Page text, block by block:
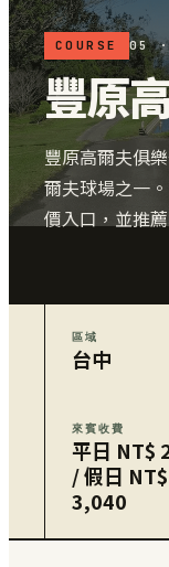
COURSE 05 ·
豐原
豐原高爾夫俱
爾夫球場之一
價入口，並推
區域
台中
來賓收費
平日 NT$
/ 假日 NT$
3,040